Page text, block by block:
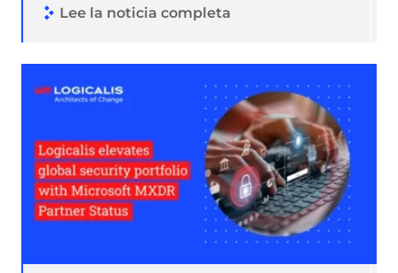
Lee la noticia completa